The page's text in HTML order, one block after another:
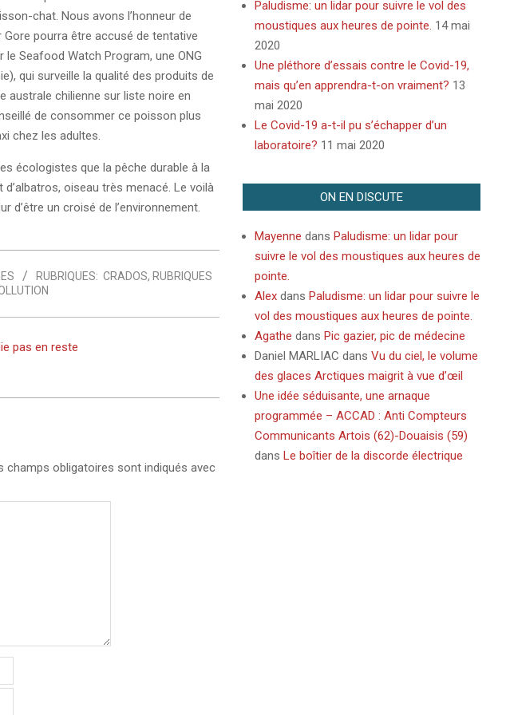
chat. Nous avons l’honneur de
pourra être accusé de tentative
le Seafood Watch Program, une ONG
qui surveille la qualité des produits de
australe chilienne sur liste noire en
de consommer ce poisson plus
chez les adultes.
écologistes que la pêche durable à la
oiseau très menacé. Le voilà
d’être un croisé de l’environnement.
RUBRIQUES: CRADOS, RUBRIQUES
pas en reste
champs obligatoires sont indiqués avec
Paludisme: un lidar pour suivre le vol des
moustiques aux heures de pointe. 14 mai
2020
Une pléthore d’essais contre le Covid-19,
mais qu’en apprendra-t-on vraiment? 13
mai 2020
Le Covid-19 a-t-il pu s’échapper d’un
laboratoire? 11 mai 2020
ON EN DISCUTE
Mayenne dans Paludisme: un lidar pour
suivre le vol des moustiques aux heures de
pointe.
Alexdans Paludisme: un lidar pour suivre le
vol des moustiques aux heures de pointe.
Agathe dans Pic gazier, pic de médecine
Daniel MARLIAC dans Vu du ciel, le volume
des glaces Arctiques maigrit à vue d’œil
Une idée séduisante, une arnaque
programmée – ACCAD : Anti Compteurs
Communicants Artois (62)-Douaisis (59)
dans Le boîtier de la discorde électrique